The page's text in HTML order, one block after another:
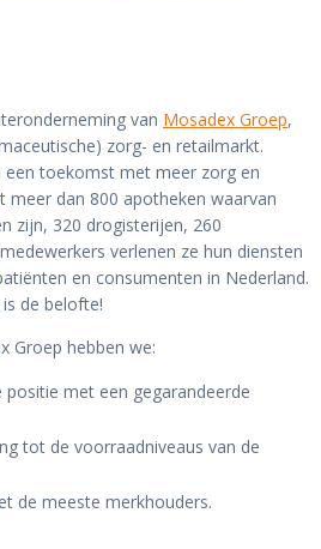
van Mosadex Groep,
zorg- en retailmarkt.
een toekomst met meer zorg en
meer dan 800 apotheken waarvan
zijn, 320 drogisterijen, 260
verlenen ze hun diensten
en consumenten in Nederland.
de belofte!
Groep hebben we:
positie met een gegarandeerde
tot de voorraadniveaus van de
de meeste merkhouders.